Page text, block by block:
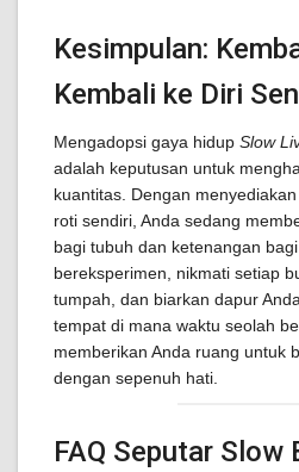
Kesimpulan:
Kembali ke Diri
Mengadopsi gaya hidup Slow
adalah keputusan untuk
kuantitas. Dengan
roti sendiri, Anda sedang
bagi tubuh dan ketenangan
bereksperimen, nikmati setiap
tumpah, dan biarkan dapur
tempat di mana waktu seolah
memberikan Anda ruang untuk
dengan sepenuh hati.
FAQ Seputar Slow